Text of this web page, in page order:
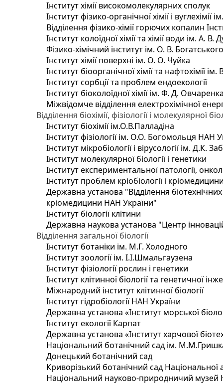
Інститут хімії високомолекулярних сполук
Інститут фізико-органічної хімії і
Відділення фізико-хімії горючих копалин
Інститут колоїдної хімії та хімії води ім. А.
Фізико-хімічний інститут ім. О. В.
Інститут хімії поверхні ім. О. О. Чуйка
Інститут біоорганічної хімії та нафтохімії
Інститут сорбції та проблем ендоекології
Інститут біоколоїдної хімії ім. Ф. Д.
Міжвідомче відділення електрохімічної
Відділення біохімії, фізіології і молекулярної
Інститут біохімії ім.О.В.Палладіна
Інститут фізіології ім. О.О. Богомольця НАН
Інститут мікробіології і вірусології ім. Д.К.
Інститут молекулярної біології і генетики
Інститут експериментальної патології,
Інститут проблем кріобіології і
Державна установа "Відділення
кріомедицини НАН України"
Інститут біології клітини
Державна наукова установа "Центр
Відділення загальної біології
Інститут ботаніки ім. М.Г. Холодного
Інститут зоології ім. І.І.Шмальгаузена
Інститут фізіології рослин і генетики
Інститут клітинної біології та генетичної
Міжнародний інститут клітинної біології
Інститут гідробіології НАН України
Державна установа «Інститут морської
Інститут екології Карпат
Державна установа «Інститут харчової
Національний ботанічний сад ім.
Донецький ботанічний сад
Криворізький ботанічний сад Національної
Національний науково-природничий музей